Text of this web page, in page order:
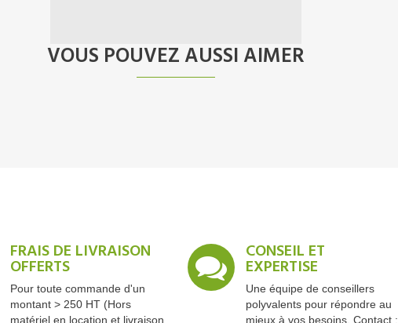
VOUS POUVEZ AUSSI AIMER
FRAIS DE LIVRAISON
OFFERTS
Pour toute commande d'un
montant > 250 HT (Hors
matériel en location et livraison
CONSEIL ET
EXPERTISE
Une équipe de conseillers
polyvalents pour répondre au
mieux à vos besoins. Contact :